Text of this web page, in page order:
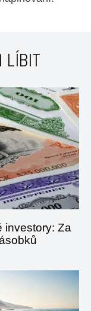
LÍBIT
investory: Za